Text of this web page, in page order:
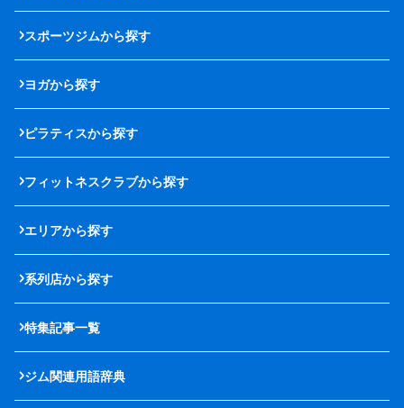
スポーツジムから探す
ヨガから探す
ピラティスから探す
フィットネスクラブから探す
エリアから探す
系列店から探す
特集記事一覧
ジム関連用語辞典